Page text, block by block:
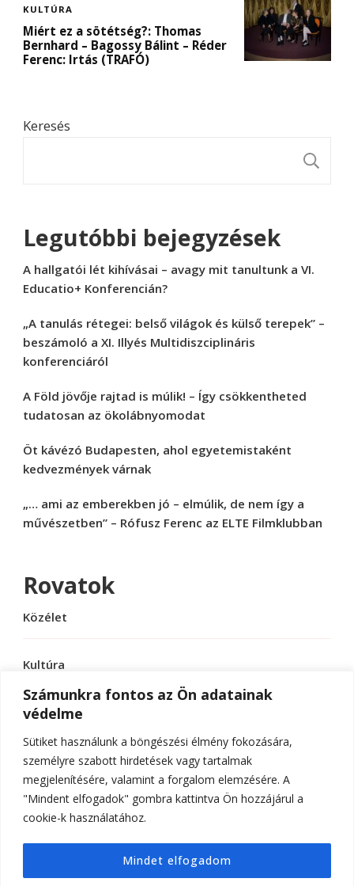
Számunkra fontos az Ön adatainak
védelme
Sütiket használunk a böngészési élmény fokozására,
személyre szabott hirdetések vagy tartalmak
megjelenítésére, valamint a forgalom elemzésére. A
"Mindent elfogadok" gombra kattintva Ön hozzájárul a
cookie-k használatához.
Mindet elfogadom
KULTÚRA
Miért ez a sötétség?: Thomas
Bernhard – Bagossy Bálint – Réder
Ferenc: Irtás (TRAFÓ)
Keresés
Legutóbbi bejegyzések
A hallgatói lét kihívásai – avagy mit tanultunk a VI.
Educatio+ Konferencián?
„A tanulás rétegei: belső világok és külső terepek” –
beszámoló a XI. Illyés Multidiszciplináris
konferenciáról
A Föld jövője rajtad is múlik! – Így csökkentheted
tudatosan az ökolábnyomodat
Öt kávézó Budapesten, ahol egyetemistaként
kedvezmények várnak
„… ami az emberekben jó – elmúlik, de nem így a
művészetben” – Rófusz Ferenc az ELTE Filmklubban
Rovatok
Közélet
Kultúra
Sport
Tudomány
© Szerzői jog 2026ELTE Online
fenntartva.Hello Fashion | FejlesztetteBlossom